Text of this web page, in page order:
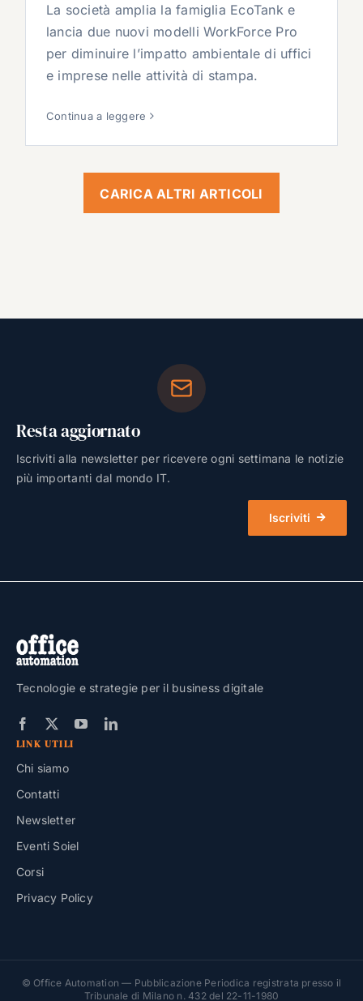
La società amplia la famiglia EcoTank e
lancia due nuovi modelli WorkForce Pro
per diminuire l’impatto ambientale di uffici
e imprese nelle attività di stampa.
Continua a leggere
CARICA ALTRI ARTICOLI
Resta aggiornato
Iscriviti alla newsletter per ricevere ogni settimana le notizie
più importanti dal mondo IT.
Iscriviti
Tecnologie e strategie per il business digitale
LINK UTILI
Chi siamo
Contatti
Newsletter
Eventi Soiel
Corsi
Privacy Policy
© Office Automation — Pubblicazione Periodica registrata presso il
Tribunale di Milano n. 432 del 22-11-1980